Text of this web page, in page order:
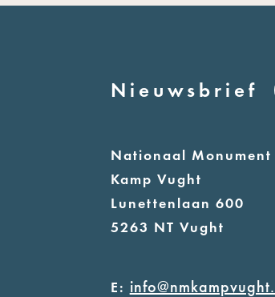
Nieuwsbrief
Nationaal Monument
Kamp Vught
Lunettenlaan 600
5263 NT Vught
E: